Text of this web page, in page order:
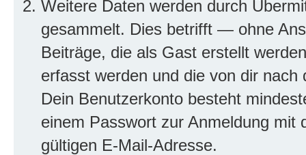
Weitere Daten werden durch
gesammelt. Dies betrifft — ohne
Beiträge, die als Gast erstellt
erfasst werden und die von dir
Dein Benutzerkonto besteht
einem Passwort zur Anmeldung mit
gültigen E-Mail-Adresse.